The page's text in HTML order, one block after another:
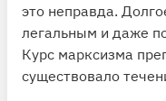
это неправда.
легальным и даже
Курс марксизма
существовало